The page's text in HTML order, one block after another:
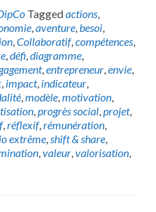
Taggedactions,
,aventure,besoi,
,Collaboratif,compétences,
,défi,diagramme,
,entrepreneur,envie,
, impact, indicateur,
,modèle,motivation,
,progrès social,projet,
,réflexif,rémunération,
extrême,shift & share,
,valeur,valorisation,